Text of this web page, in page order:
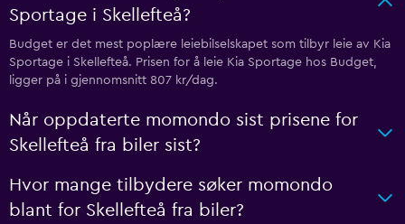
Sportage i Skellefteå?
Budget er det mest poplære leiebilselskapet som tilbyr leie av Kia
Sportage i Skellefteå. Prisen for å leie Kia Sportage hos Budget,
ligger på i gjennomsnitt 807 kr/dag.
Når oppdaterte momondo sist prisene for
Skellefteå fra biler sist?
Hvor mange tilbydere søker momondo
blant for Skellefteå fra biler?